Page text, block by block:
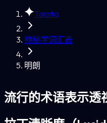
Tarotia
神秘学词汇表
明朗
流行的术语表示透